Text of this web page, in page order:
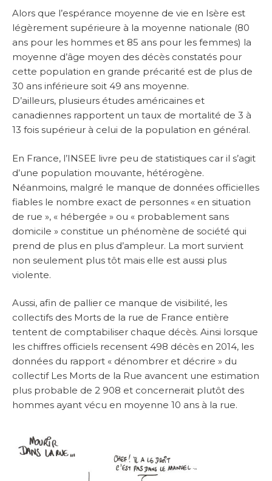
Alors que l’espérance moyenne de vie en Isère est
légèrement supérieure à la moyenne nationale (80
ans pour les hommes et 85 ans pour les femmes) la
moyenne d’âge moyen des décès constatés pour
cette population en grande précarité est de plus de
30 ans inférieure soit 49 ans moyenne.
D’ailleurs, plusieurs études américaines et
canadiennes rapportent un taux de mortalité de 3 à
13 fois supérieur à celui de la population en général.
En France, l’INSEE livre peu de statistiques car il s’agit
d’une population mouvante, hétérogène.
Néanmoins, malgré le manque de données officielles
fiables le nombre exact de personnes « en situation
de rue », « hébergée » ou « probablement sans
domicile » constitue un phénomène de société qui
prend de plus en plus d’ampleur. La mort survient
non seulement plus tôt mais elle est aussi plus
violente.
Aussi, afin de pallier ce manque de visibilité, les
collectifs des Morts de la rue de France entière
tentent de comptabiliser chaque décès. Ainsi lorsque
les chiffres officiels recensent 498 décès en 2014, les
données du rapport « dénombrer et décrire » du
collectif Les Morts de la Rue avancent une estimation
plus probable de 2 908 et concernerait plutôt des
hommes ayant vécu en moyenne 10 ans à la rue.